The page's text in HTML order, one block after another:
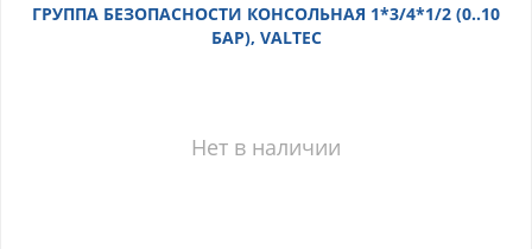
ГРУППА БЕЗОПАСНОСТИ КОНСОЛЬНАЯ 1*3/4*1/2 (0..10
БАР), VALTEC
Нет в наличии